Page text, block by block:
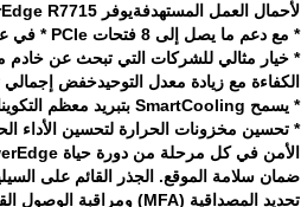
لأحمال العمل المستهدفةيوفر PowerEdge R7715 مرونة كبيرة مع خيارات تكوين متعددة لتلبية احتياجات العملاء المتنوعة.
* مع دعم ما يصل إلى 8 فتحات PCIe * في عامل شكل 2U سخي ، يمكن أن تتكيف بسهولة مع متطلبات حمولة العمل المختلفة.
* خيار مثالي للشركات التي تبحث عن خادم
الكفاءة مع زيادة معدل التوحيدخفض إجمالي
* يسمح SmartCooling بتبريد معظم التكوينات بالهواء.
* تحسين مخزونات الحرارة لتحسين الأداء
الأمن في كل مرحلة من دورة حياة PowerEdge، بما في ذلك سلسلة التوريد المحمية والمصنع
ضمان سلامة الموقع. الجذر القائم على
تحديد المصداقية (MFA) ومراقبة الوصول القائمة على الأدوار تحمي العمليات الموثوق بها.